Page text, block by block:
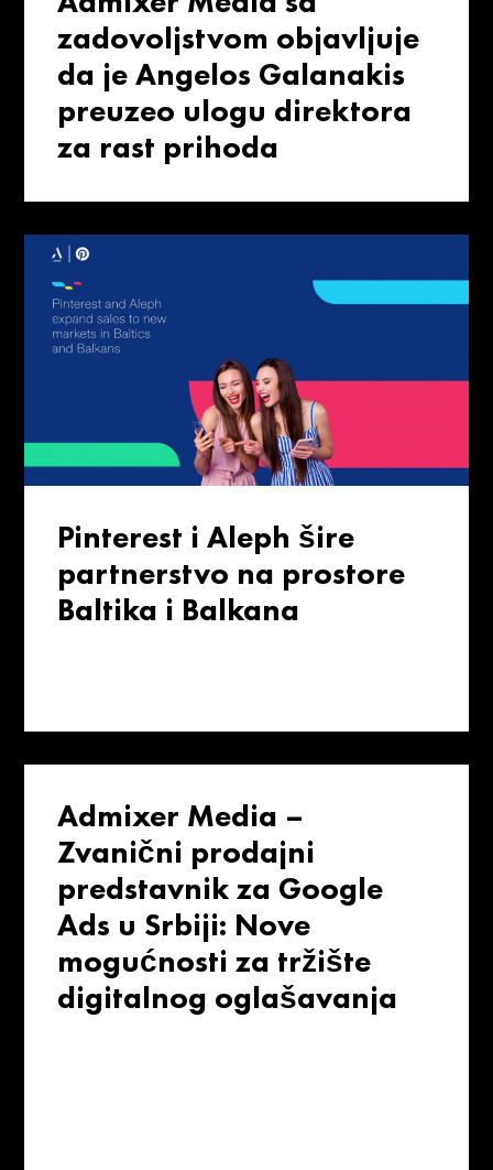
zadovoljstvom objavljuje
da je Angelos Galanakis
preuzeo ulogu direktora
za rast prihoda
Pinterest i Aleph šire
partnerstvo na prostore
Baltika i Balkana
Admixer Media –
Zvanični prodajni
predstavnik za Google
Ads u Srbiji: Nove
mogućnosti za tržište
digitalnog oglašavanja